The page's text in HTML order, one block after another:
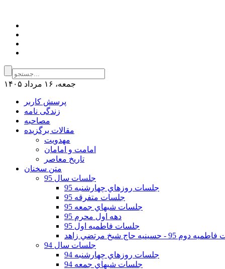
جمعه، ۱۶ مرداد ۱۴۰۵
پرسش کاربر
زندگی نامه
مصاحبه
مقالات برگزیده
مهدویت
امامت و امامان
تاریخ معاصر
متن سخنان
جلسات سال 95
جلسات روزهاي چهارشنبه 95
جلسات متفرقه 95
جلسات شبهاي جمعه 95
دهه اول محرم 95
جلسات فاطمیه اول 95
95 - حسينيه حاج شيخ مرتضي زاهد
جلسات سال 94
جلسات روزهاي چهارشنبه 94
جلسات شبهاي جمعه 94